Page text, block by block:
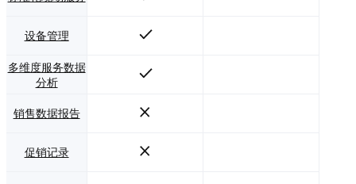
设备管理
多维度服务数据
分析
销售数据报告
促销记录